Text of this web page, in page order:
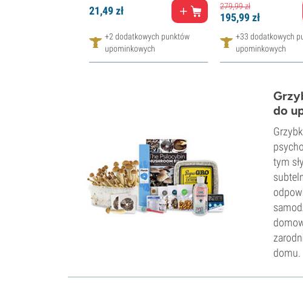
21,49zł
+2 dodatkowych punktów
upominkowych
279,99zł
195,99zł
+33 dodatkowych
upominkowych
do
tym
domu.